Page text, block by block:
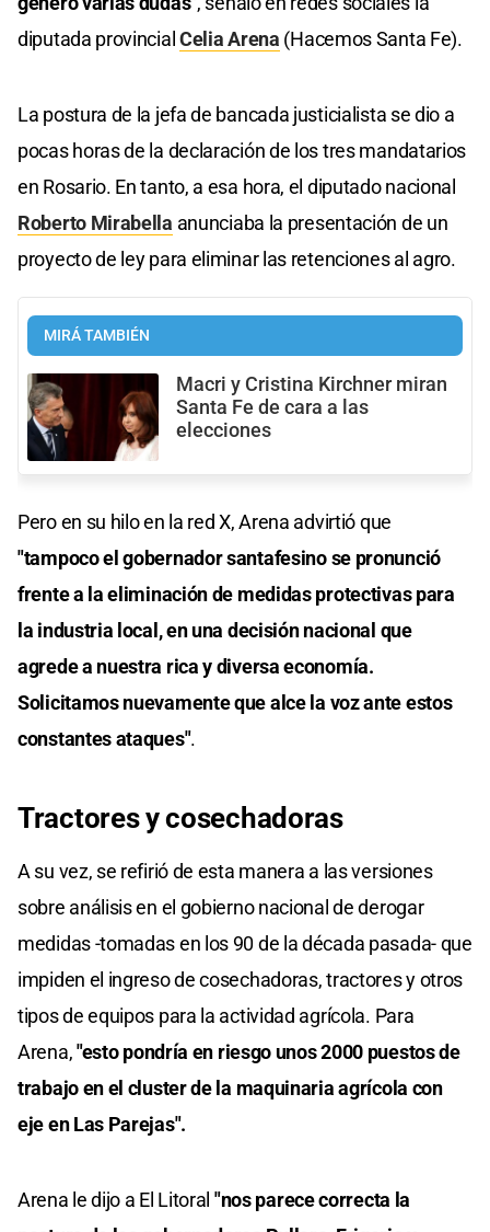
diputada provincialCelia Arena (Hacemos Santa Fe).
La postura de la jefa de bancada justicialista se dio a
pocas horas de la declaración de los tres mandatarios
en Rosario. En tanto, a esa hora, el diputado nacional
Roberto Mirabella anunciaba la presentación de un
proyecto de ley para eliminar las retenciones al agro.
MIRÁ TAMBIÉN
Macri y Cristina Kirchner miran
Santa Fe de cara a las
elecciones
Pero en su hilo en la red X, Arena advirtió que
"tampoco el gobernador santafesino se pronunció
frente a la eliminación de medidas protectivas para
la industria local, en una decisión nacional que
agrede a nuestra rica y diversa economía.
Solicitamos nuevamente que alce la voz ante estos
constantes ataques".
Tractores y cosechadoras
A su vez, se refirió de esta manera a las versiones
sobre análisis en el gobierno nacional de derogar
medidas -tomadas en los 90 de la década pasada- que
impiden el ingreso de cosechadoras, tractores y otros
tipos de equipos para la actividad agrícola. Para
Arena,"esto pondría en riesgo unos 2000 puestos de
trabajo en el cluster de la maquinaria agrícola con
eje en Las Parejas".
Arena le dijo a El Litoral "nos parece correcta la